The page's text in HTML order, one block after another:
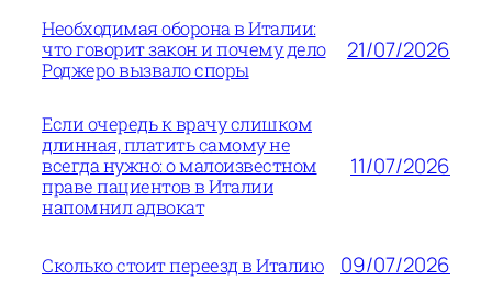
Необходимая оборона в Италии:
что говорит закон и почему дело
Роджеро вызвало споры
21/07/2026
Если очередь к врачу слишком
длинная, платить самому не
всегда нужно: о малоизвестном
праве пациентов в Италии
напомнил адвокат
11/07/2026
Сколько стоит переезд в Италию 09/07/2026